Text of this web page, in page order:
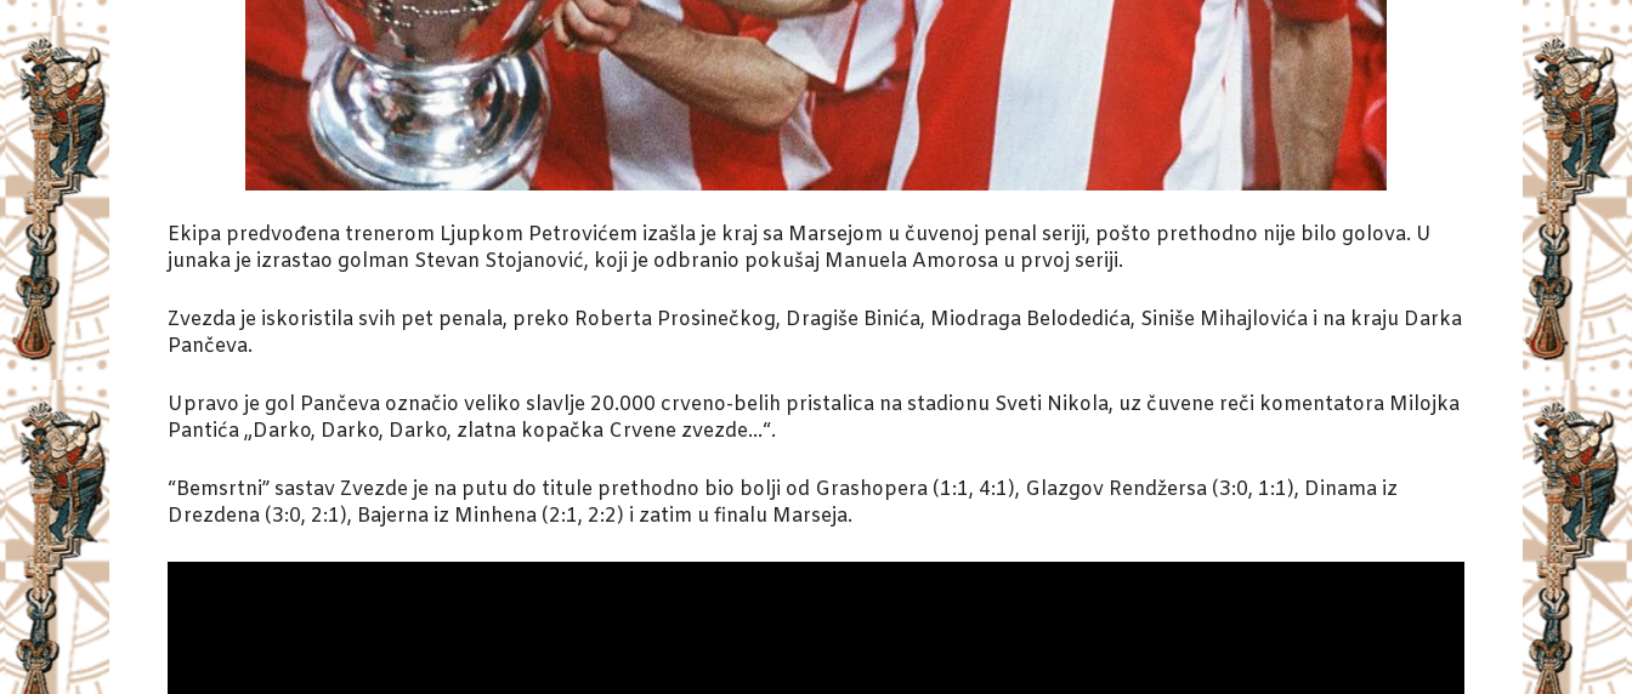
Ekipa predvođena trenerom Ljupkom Petrovićem izašla je kraj sa Marsejom u čuvenoj penal seriji, pošto prethodno nije bilo golova. U
junaka je izrastao golman Stevan Stojanović, koji je odbranio pokušaj Manuela Amorosa u prvoj seriji.
Zvezda je iskoristila svih pet penala, preko Roberta Prosinečkog, Dragiše Binića, Miodraga Belodedića, Siniše Mihajlovića i na kraju Darka
Pančeva.
Upravo je gol Pančeva označio veliko slavlje 20.000 crveno-belih pristalica na stadionu Sveti Nikola, uz čuvene reči komentatora Milojka
Pantića „Darko, Darko, Darko, zlatna kopačka Crvene zvezde…“.
“Bemsrtni” sastav Zvezde je na putu do titule prethodno bio bolji od Grashopera (1:1, 4:1), Glazgov Rendžersa (3:0, 1:1), Dinama iz
Drezdena (3:0, 2:1), Bajerna iz Minhena (2:1, 2:2) i zatim u finalu Marseja.